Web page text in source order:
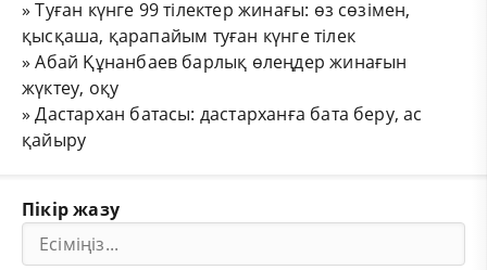
»Туған күнге 99 тілектер жинағы: өз сөзімен,
қысқаша, қарапайым туған күнге тілек
»Абай Құнанбаев барлық өлеңдер жинағын
жүктеу, оқу
»Дастархан батасы: дастарханға бата беру, ас
қайыру
Пікір жазу